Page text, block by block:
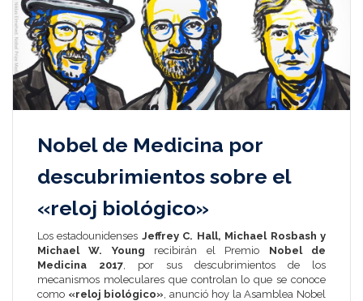
Nobel de Medicina por
descubrimientos sobre el
«reloj biológico»
Los estadounidenses Jeffrey C. Hall, Michael Rosbash y
Michael W. Young recibirán el Premio Nobel de
Medicina 2017 , por sus descubrimientos de los
mecanismos moleculares que controlan lo que se conoce
como «reloj biológico» , anunció hoy la Asamblea Nobel